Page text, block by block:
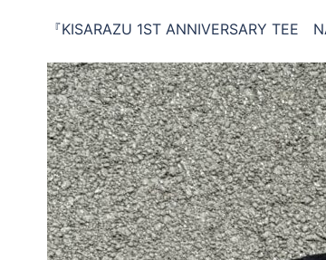
『KISARAZU 1ST ANNIVERSARY TEE